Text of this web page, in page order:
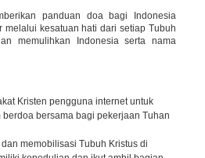
panduan doa bagi Indonesia
melalui kesatuan hati dari setiap Tubuh
memulihkan Indonesia serta nama
Kristen pengguna internet untuk
bersama bagi pekerjaan Tuhan
memobilisasi Tubuh Kristus di